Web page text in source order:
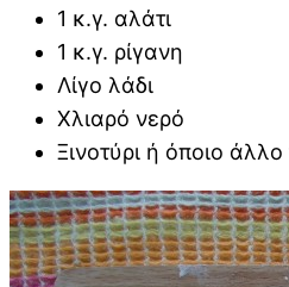
1 κ.γ. αλάτι
1 κ.γ. ρίγανη
Λίγο λάδι
Χλιαρό νερό
Ξινοτύρι ή όποιο